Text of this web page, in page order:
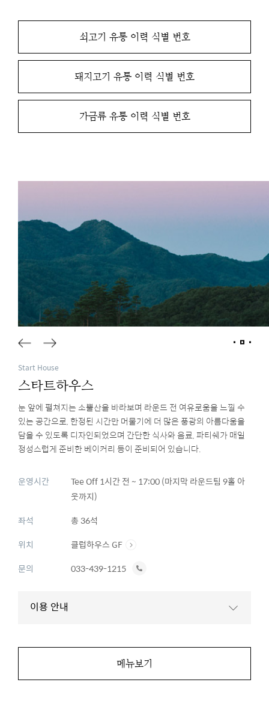
쇠고기 유통 이력 식별 번호
돼지고기 유통 이력 식별 번호
가금류 유통 이력 식별 번호
Start House
스타트하우스
눈 앞에 펼쳐지는 소뿔산을 바라보며 라운드 전 여유로움을 느낄 수
있는 공간으로, 한정된 시간만 머물기에 더 많은 풍광의 아름다움을
담을 수 있도록 디자인되었으며 간단한 식사와 음료, 파티쉐가 매일
정성스럽게 준비한 베이커리 등이 준비되어 있습니다.
운영시간
Tee Off 1시간 전 ~ 17:00 (마지막 라운드팀 9홀 아
웃까지)
좌석
총 36석
위치
클럽하우스 GF
문의
033-439-1215
전
이용 안내
메뉴보기